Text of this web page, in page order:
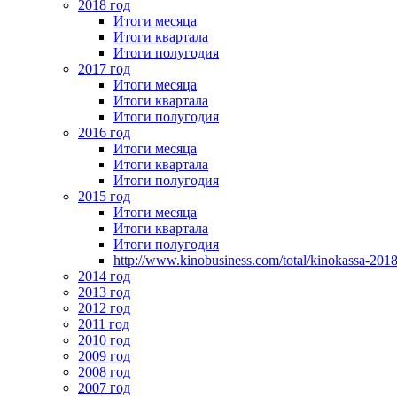
2018 год
Итоги месяца
Итоги квартала
Итоги полугодия
2017 год
Итоги месяца
Итоги квартала
Итоги полугодия
2016 год
Итоги месяца
Итоги квартала
Итоги полугодия
2015 год
Итоги месяца
Итоги квартала
Итоги полугодия
http://www.kinobusiness.com/total/kinokassa-
2014 год
2013 год
2012 год
2011 год
2010 год
2009 год
2008 год
2007 год